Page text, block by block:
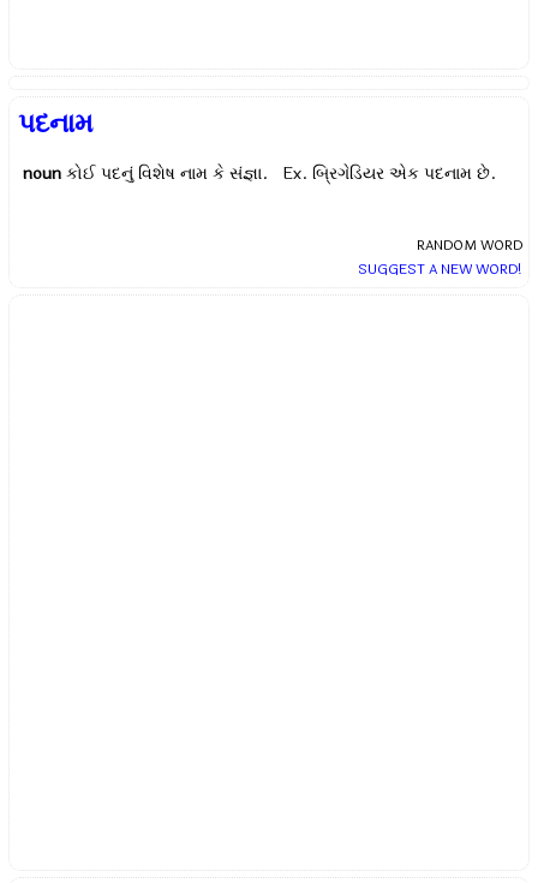
પદનામ
noun કોઈ પદનું વિશેષ નામ કે સંજ્ઞા. Ex. બ્રિગેડિયર એક પદનામ છે.
RANDOM WORD
SUGGEST A NEW WORD!